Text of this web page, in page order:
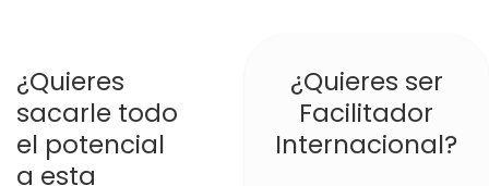
¿Quieres
sacarle todo
el potencial
a esta
¿Quieres ser
Facilitador
Internacional?